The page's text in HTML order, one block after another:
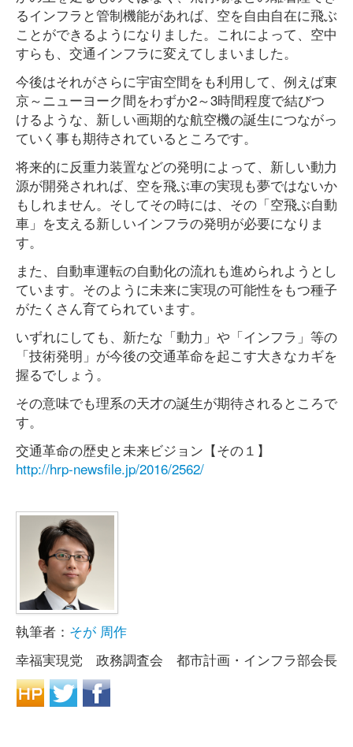
るインフラと管制機能があれば、空を自由自在に飛ぶ
ことができるようになりました。これによって、空中
すらも、交通インフラに変えてしまいました。
今後はそれがさらに宇宙空間をも利用して、例えば東
京～ニューヨーク間をわずか2～3時間程度で結びつ
けるような、新しい画期的な航空機の誕生につながっ
ていく事も期待されているところです。
将来的に反重力装置などの発明によって、新しい動力
源が開発されれば、空を飛ぶ車の実現も夢ではないか
もしれません。そしてその時には、その「空飛ぶ自動
車」を支える新しいインフラの発明が必要になりま
す。
また、自動車運転の自動化の流れも進められようとし
ています。そのように未来に実現の可能性をもつ種子
がたくさん育てられています。
いずれにしても、新たな「動力」や「インフラ」等の
「技術発明」が今後の交通革命を起こす大きなカギを
握るでしょう。
その意味でも理系の天才の誕生が期待されるところで
す。
交通革命の歴史と未来ビジョン【その１】
http://hrp-newsfile.jp/2016/2562/
執筆者： そが 周作
幸福実現党 政務調査会 都市計画・インフラ部会長